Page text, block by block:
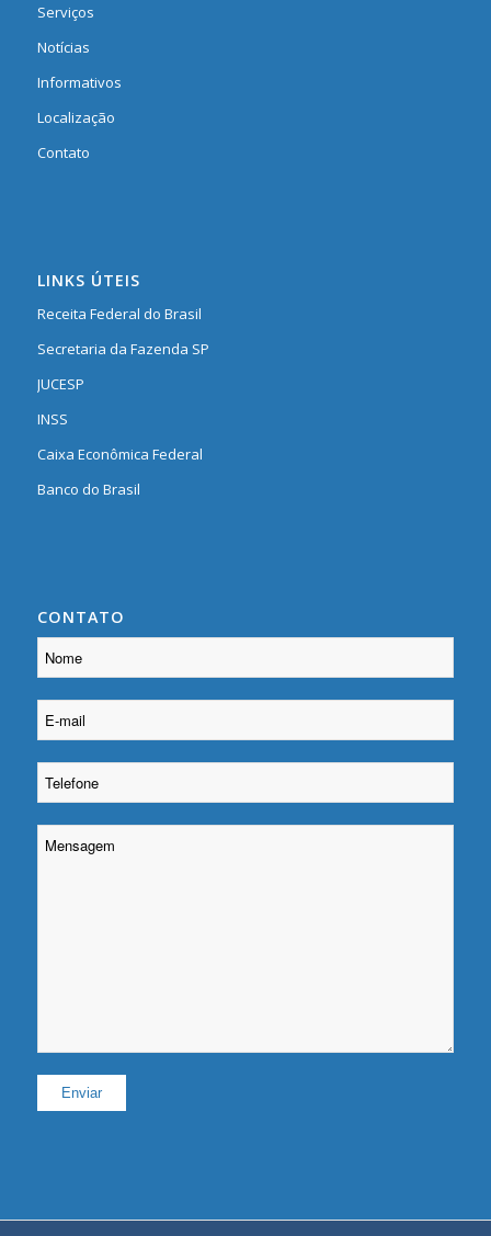
Serviços
Notícias
Informativos
Localização
Contato
LINKS ÚTEIS
Receita Federal do Brasil
Secretaria da Fazenda SP
JUCESP
INSS
Caixa Econômica Federal
Banco do Brasil
CONTATO